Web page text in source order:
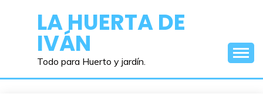
contenidoLA HUERTA DE
IVÁN
Todo para Huerto y jardín.